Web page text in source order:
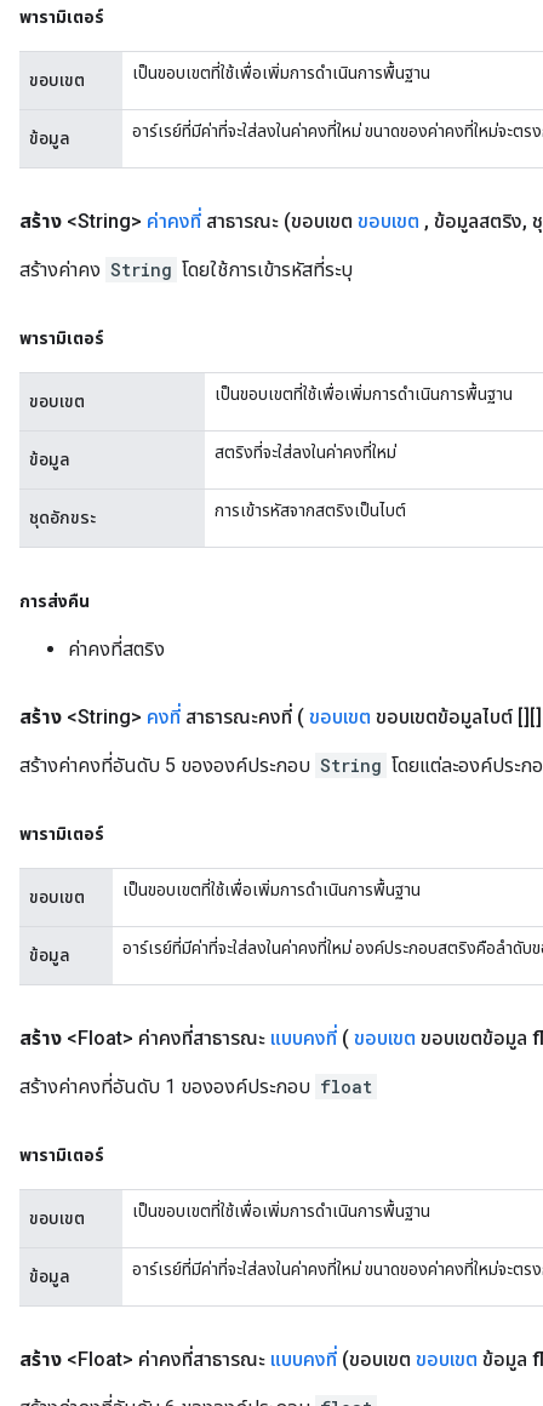
พารามิเตอร์
ขอบเขต เป็นขอบเขตที่ใช้เพื่อเพิ่มการดำเนินการพื้นฐาน
ข้อมูล อาร์เรย์ที่มีค่าที่จะใส่ลงในค่าคงที่ใหม่ ขนาดของค่าคงที่ใหม่จะตร
สร้าง <String> ค่าคงที่ สาธารณะ (ขอบเขต ขอบเขต , ข้อมูลสตริง,
สร้างค่าคง String โดยใช้การเข้ารหัสที่ระบุ
พารามิเตอร์
ขอบเขต เป็นขอบเขตที่ใช้เพื่อเพิ่มการดำเนินการพื้นฐาน
ข้อมูล สตริงที่จะใส่ลงในค่าคงที่ใหม่
ชุดอักขระ การเข้ารหัสจากสตริงเป็นไบต์
การส่งคืน
ค่าคงที่สตริง
สร้าง <String> คงที่ สาธารณะคงที่ ( ขอบเขต ขอบเขตข้อมูลไบต์
สร้างค่าคงที่อันดับ 5 ขององค์ประกอบ String โดยแต่ละองค์ประ
พารามิเตอร์
ขอบเขต เป็นขอบเขตที่ใช้เพื่อเพิ่มการดำเนินการพื้นฐาน
ข้อมูล อาร์เรย์ที่มีค่าที่จะใส่ลงในค่าคงที่ใหม่ องค์ประกอบสตริงคือลำดับ
สร้าง <Float> ค่าคงที่สาธารณะ แบบคงที่ ( ขอบเขต ขอบเขตข้อมูล
สร้างค่าคงที่อันดับ 1 ขององค์ประกอบ float
พารามิเตอร์
ขอบเขต เป็นขอบเขตที่ใช้เพื่อเพิ่มการดำเนินการพื้นฐาน
ข้อมูล อาร์เรย์ที่มีค่าที่จะใส่ลงในค่าคงที่ใหม่ ขนาดของค่าคงที่ใหม่จะตร
สร้าง <Float> ค่าคงที่สาธารณะ แบบคงที่ (ขอบเขต ขอบเขต ข้อมูล